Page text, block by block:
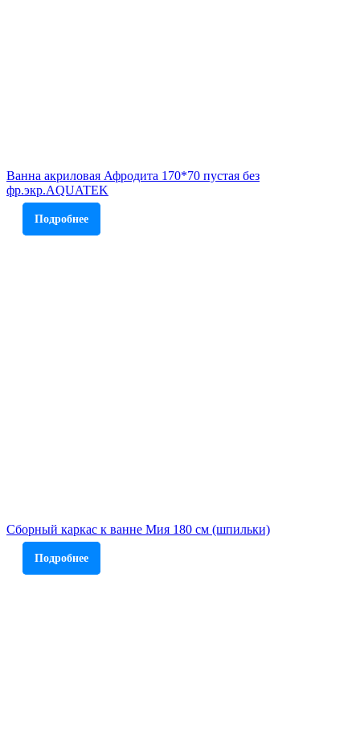
Ванна акриловая Афродита 170*70 пустая без
фр.экр.AQUATEK
Подробнее
Сборный каркас к ванне Мия 180 см (шпильки)
Подробнее